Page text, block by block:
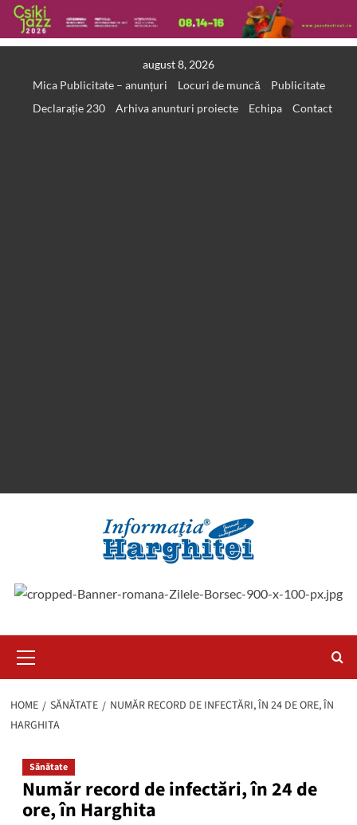
august 8, 2026
Mica Publicitate – anunțuri
Locuri de muncă
Publicitate
Declarație 230
Arhiva anunturi proiecte Echipa Contact
Menu
HOME SĂNĂTATE
NUMĂR RECORD DE INFECTĂRI, ÎN 24 DE ORE, ÎN
HARGHITA
Sănătate
Număr record de infectări, în 24 de
ore, în Harghita